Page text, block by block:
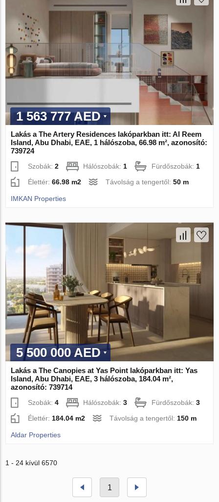
1 563 777 AED
Lakás a The Artery Residences lakóparkban itt: Al Reem
Island, Abu Dhabi, EAE, 1 hálószoba, 66.98 m², azonosító:
739724
Szobák:2 Hálószobák: 1 Fürdőszobák: 1
Élettér:66.98 m2 Távolság a tengertől:50 m
IMKAN Properties
5 500 000 AED
Lakás a The Canopies at Yas Point lakóparkban itt: Yas
Island, Abu Dhabi, EAE, 3 hálószoba, 184.04 m²,
azonosító: 739714
Szobák:4 Hálószobák:3 Fürdőszobák:3
Élettér:184.04 m2 Távolság a tengertől:150 m
Aldar Properties
1 - 24 kívül 6570
1